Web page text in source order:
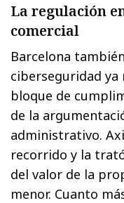
La regulación
comercial
Barcelona
ciberseguridad ya
bloque de
de la
administrativo.
recorrido y la
del valor de la
menor. Cuanto